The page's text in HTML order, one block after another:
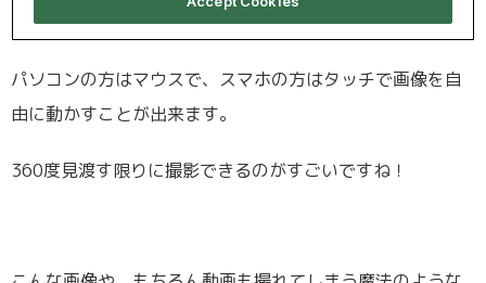
パソコンの方はマウスで、スマホの方はタッチで画像を自
由に動かすことが出来ます。
360度見渡す限りに撮影できるのがすごいですね！